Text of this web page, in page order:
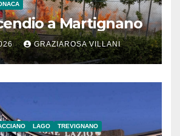
a Martignano
GRAZIAROSA VILLANI
LAGO TREVIGNANO